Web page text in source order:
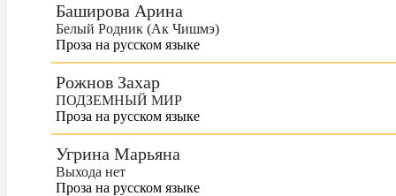
Баширова Арина
Белый Родник (Ак Чишмэ)
Проза на русском языке
Рожнов Захар
ПОДЗЕМНЫЙ МИР
Проза на русском языке
Угрина Марьяна
Выхода нет
Проза на русском языке